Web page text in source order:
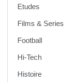
Etudes
Films & Series
Football
Hi-Tech
Histoire